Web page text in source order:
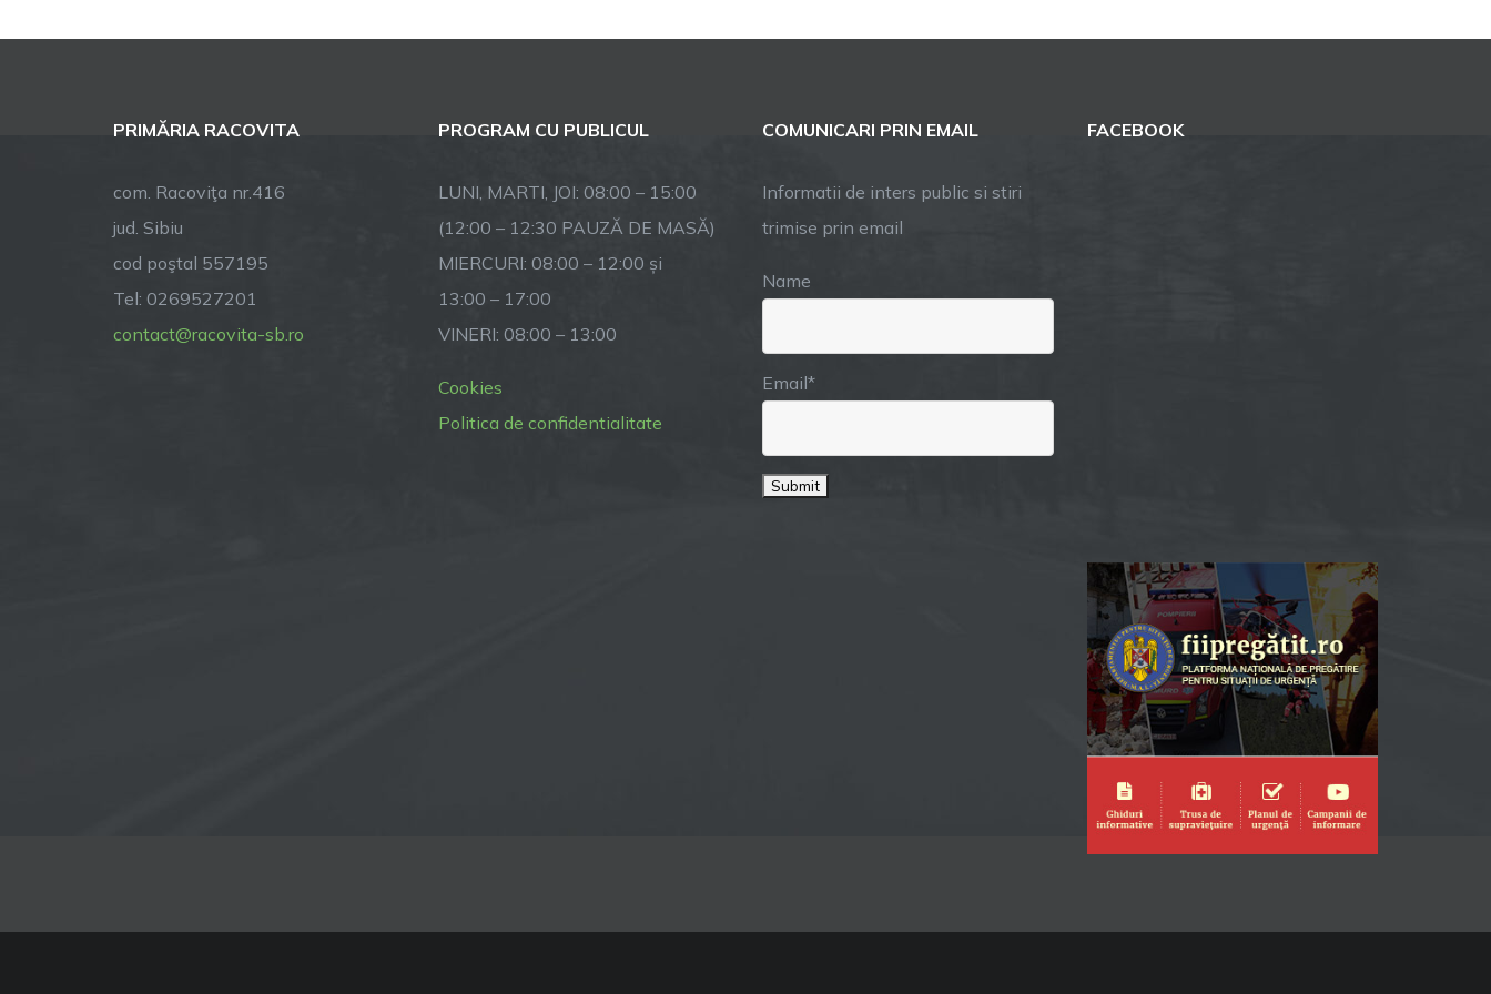
PRIMĂRIA RACOVITA
com. Racoviţa nr.416
jud. Sibiu
cod poştal 557195
Tel: 0269527201
contact@racovita-sb.ro
PROGRAM CU PUBLICUL
LUNI, MARTI, JOI: 08:00 – 15:00
(12:00 – 12:30 PAUZĂ DE MASĂ)
MIERCURI: 08:00 – 12:00 și
13:00 – 17:00
VINERI: 08:00 – 13:00
Cookies
Politica de confidentialitate
COMUNICARI PRIN EMAIL
Informatii de inters public si stiri
trimise prin email
Name
Email*
FACEBOOK